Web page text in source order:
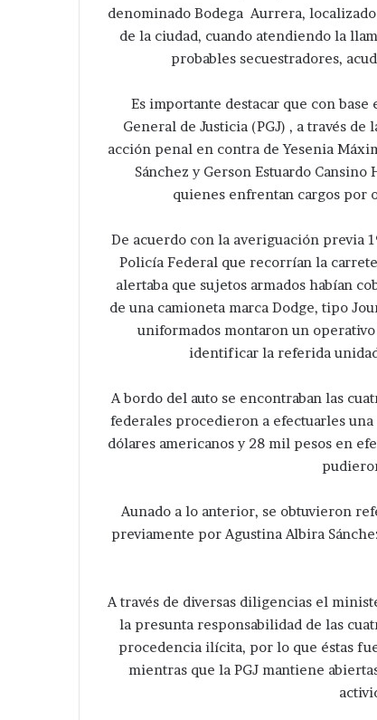
denominado Bodega Aurrera,
de la ciudad, cuando atendiendo la
probables secuestradores,
Es importante destacar que con
General de Justicia (PGJ) , a través
acción penal en contra de Yesenia
Sánchez y Gerson Estuardo
quienes enfrentan cargos por
De acuerdo con la averiguación previa
Policía Federal que recorrían la
alertaba que sujetos armados habían
de una camioneta marca Dodge, tipo
uniformados montaron un
identificar la referida
A bordo del auto se encontraban las
federales procedieron a efectuarles
dólares americanos y 28 mil pesos en
Aunado a lo anterior, se obtuvieron
previamente por Agustina Albira
A través de diversas diligencias el
la presunta responsabilidad de las
procedencia ilícita, por lo que éstas
mientras que la PGJ mantiene